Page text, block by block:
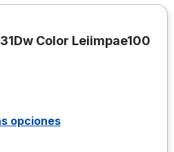
Color Leiimpae100
opciones